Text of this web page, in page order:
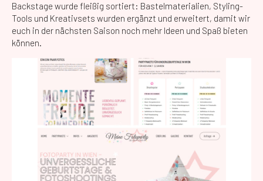
Backstage wurde fleißig sortiert: Bastelmaterialien, Styling-
Tools und Kreativsets wurden ergänzt und erweitert, damit wir
euch in der nächsten Saison noch mehr Ideen und Spaß bieten
können.